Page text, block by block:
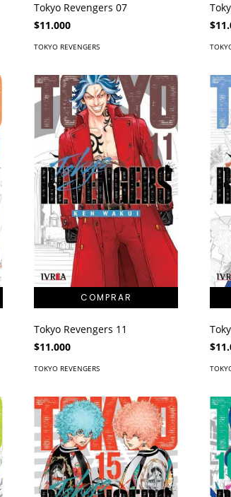
Tokyo Revengers 07
$11.000
TOKYO REVENGERS
Tokyo Revengers 11
$11.000
TOKYO REVENGERS